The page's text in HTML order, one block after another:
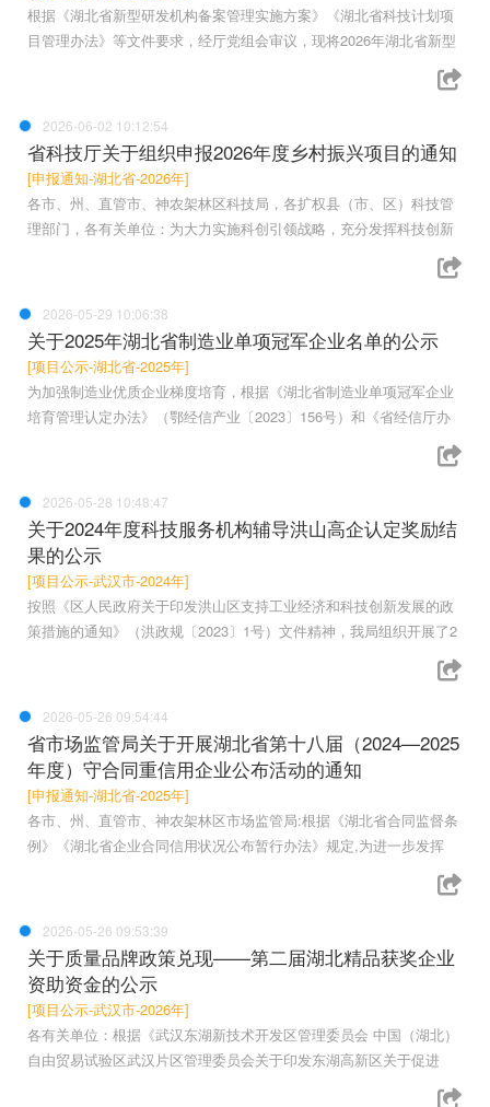
根据《湖北省新型研发机构备案管理实施方案》《湖北省科技计划项
目管理办法》等文件要求，经厅党组会审议，现将2026年湖北省新型
2026-06-02 10:12:54
省科技厅关于组织申报2026年度乡村振兴项目的通知
[申报通知-湖北省-2026年]
各市、州、直管市、神农架林区科技局，各扩权县（市、区）科技管
理部门，各有关单位：为大力实施科创引领战略，充分发挥科技创新
2026-05-29 10:06:38
关于2025年湖北省制造业单项冠军企业名单的公示
[项目公示-湖北省-2025年]
为加强制造业优质企业梯度培育，根据《湖北省制造业单项冠军企业
培育管理认定办法》（鄂经信产业〔2023〕156号）和《省经信厅办
2026-05-28 10:48:47
关于2024年度科技服务机构辅导洪山高企认定奖励结
果的公示
[项目公示-武汉市-2024年]
按照《区人民政府关于印发洪山区支持工业经济和科技创新发展的政
策措施的通知》（洪政规〔2023〕1号）文件精神，我局组织开展了2
2026-05-26 09:54:44
省市场监管局关于开展湖北省第十八届（2024—2025
年度）守合同重信用企业公布活动的通知
[申报通知-湖北省-2025年]
各市、州、直管市、神农架林区市场监管局:根据《湖北省合同监督条
例》《湖北省企业合同信用状况公布暂行办法》规定,为进一步发挥
2026-05-26 09:53:39
关于质量品牌政策兑现——第二届湖北精品获奖企业
资助资金的公示
[项目公示-武汉市-2026年]
各有关单位：根据《武汉东湖新技术开发区管理委员会 中国（湖北）
自由贸易试验区武汉片区管理委员会关于印发东湖高新区关于促进